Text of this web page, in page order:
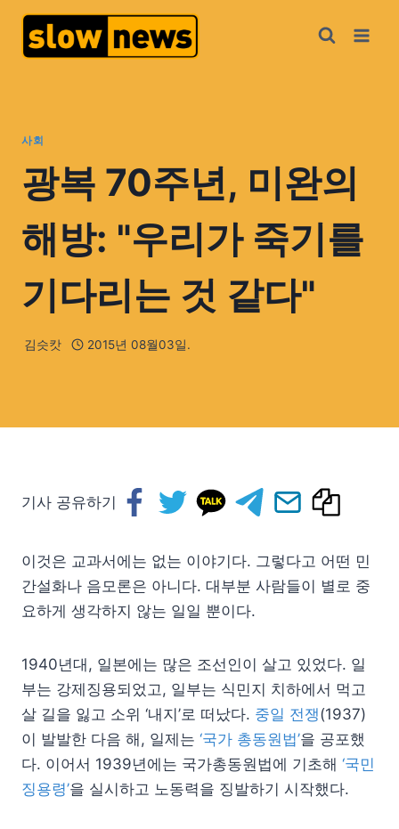
사회
광복 70주년, 미완의
해방: "우리가 죽기를
기다리는 것 같다"
김슷캇 2015년 08월03일.
기사 공유하기
이것은 교과서에는 없는 이야기다. 그렇다고 어떤 민
간설화나 음모론은 아니다. 대부분 사람들이 별로 중
요하게 생각하지 않는 일일 뿐이다.
1940년대, 일본에는 많은 조선인이 살고 있었다. 일
부는 강제징용되었고, 일부는 식민지 치하에서 먹고
살 길을 잃고 소위 ‘내지’로 떠났다. 중일 전쟁(1937)
이 발발한 다음 해, 일제는 ‘국가 총동원법’을 공포했
다. 이어서 1939년에는 국가총동원법에 기초해 ‘국민
징용령’을 실시하고 노동력을 징발하기 시작했다.